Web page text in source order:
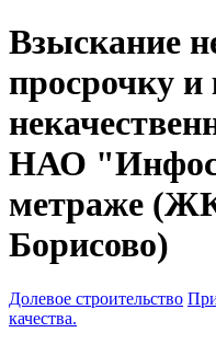
Взыскание
просрочку и
НАО
метраже
Борисово)
Долевое строительство
качества.